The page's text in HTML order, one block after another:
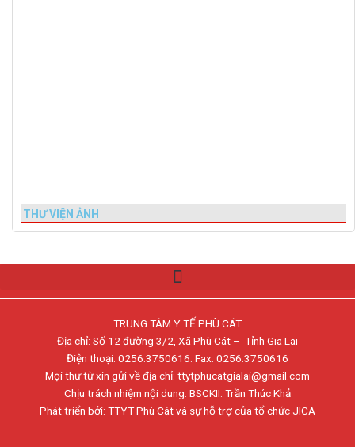
THƯ VIỆN ẢNH
TRUNG TÂM Y TẾ PHÙ CÁT
Địa chỉ: Số 12 đường 3/2, Xã Phù Cát – Tỉnh Gia Lai
Điện thoại: 0256.3750616. Fax: 0256.3750616
Mọi thư từ xin gửi về địa chỉ: ttytphucatgialai@gmail.com
Chịu trách nhiệm nội dung: BSCKII. Trần Thúc Khả
Phát triển bởi: TTYT Phù Cát và sự hỗ trợ của tổ chức JICA